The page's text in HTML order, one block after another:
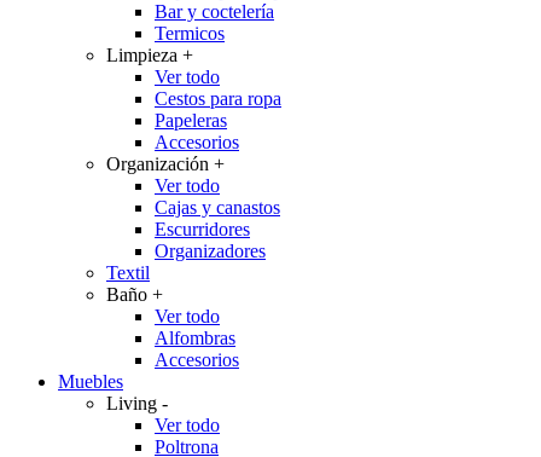
Bar y coctelería
Termicos
Limpieza +
Ver todo
Cestos para ropa
Papeleras
Accesorios
Organización +
Ver todo
Cajas y canastos
Escurridores
Organizadores
Textil
Baño +
Ver todo
Alfombras
Accesorios
Muebles
Living -
Ver todo
Poltrona